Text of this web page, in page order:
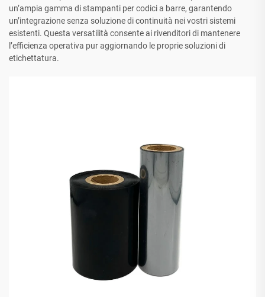
un’ampia gamma di stampanti per codici a barre, garantendo
un’integrazione senza soluzione di continuità nei vostri sistemi
esistenti. Questa versatilità consente ai rivenditori di mantenere
l’efficienza operativa pur aggiornando le proprie soluzioni di
etichettatura.